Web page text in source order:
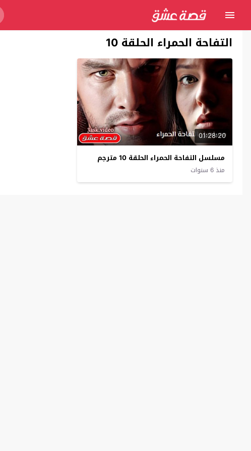
التفاحة الحمراء الحلقة 10
01:28:20
مسلسل التفاحة الحمراء الحلقة 10 مترجم
منذ 6 سنوات